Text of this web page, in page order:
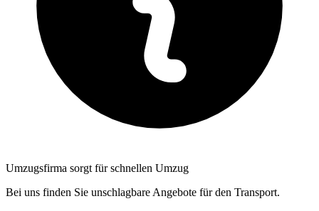
Umzugsfirma sorgt für schnellen Umzug
Bei uns finden Sie unschlagbare Angebote für den Transport.